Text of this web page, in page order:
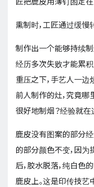
熏制时，工匠通过缓慢
制作出一个能够持续
经历多次失败才能累积
重压之下，手艺人一边
前人制作的灶，究竟哪
很好地制烟？经验就在
鹿皮没有图案的部分
的部分颜色不变，因为
后，胶水脱落，纯白色
鹿皮上。这是印传技艺